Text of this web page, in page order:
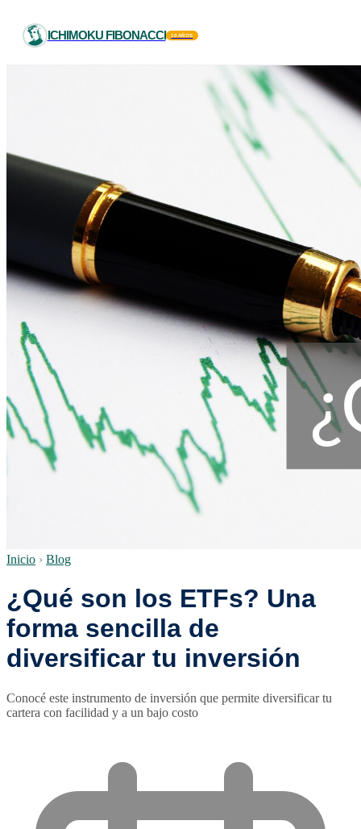
ICHIMOKU FIBONACCI 10 AÑOS
Inicio › Blog
¿Qué son los ETFs? Una
forma sencilla de
diversificar tu inversión
Conocé este instrumento de inversión que permite diversificar tu
cartera con facilidad y a un bajo costo